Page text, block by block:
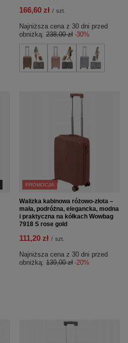
166,60 zł / szt.
Najniższa cena z 30 dni przed
obniżką: 238,00 zł -30%
PROMOCJA
Walizka kabinowa różowo-złota –
mała, podróżna, elegancka, modna
i praktyczna na kółkach Wowbag
7918 S rose gold
111,20 zł / szt.
Najniższa cena z 30 dni przed
obniżką: 139,00 zł -20%